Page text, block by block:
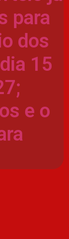
para
dos
15
e o